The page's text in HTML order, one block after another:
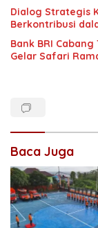
Dialog Strategis
Berkontribusi
Bank BRI
Gelar Safari
Baca Juga